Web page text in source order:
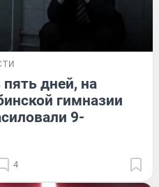
дней, на
гимназии
9-
4